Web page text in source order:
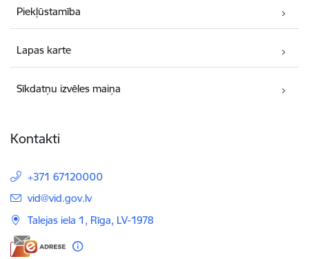
Piekļūstamība
Lapas karte
Sīkdatņu izvēles maiņa
Kontakti
+371 67120000
E-pasts:
vid@vid.gov.lv
Talejas iela 1, Rīga, LV-1978